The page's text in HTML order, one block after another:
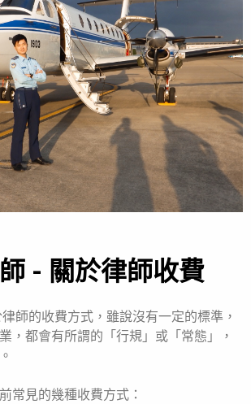
- 關於律師收費
師的收費方式，雖說沒有一定的標準，
，都會有所謂的「行規」或「常態」，
常見的幾種收費方式：